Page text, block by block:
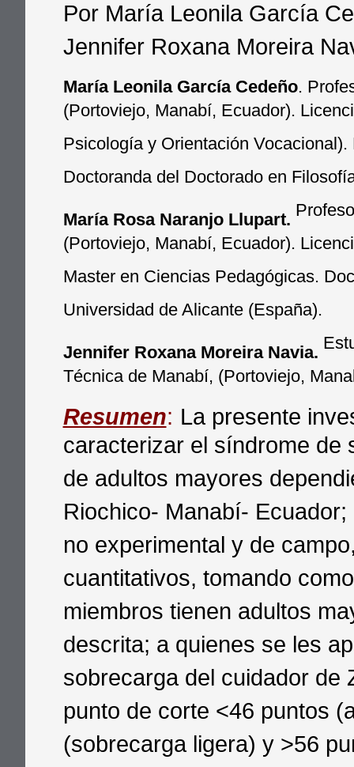
Por María Leonila García
Jennifer Roxana Moreira
María Leonila García Cedeño.
(Portoviejo, Manabí, Ecuador).
Psicología y Orientación
Doctoranda del Doctorado en
María Rosa Naranjo Llupart.
(Portoviejo, Manabí, Ecuador).
Master en Ciencias Pedagógicas.
Universidad de Alicante (España).
Jennifer Roxana Moreira Navia.
Técnica de Manabí, (Portoviejo,
Resumen: La presente
caracterizar el síndrome de
de adultos mayores
Riochico- Manabí-
no experimental y de
cuantitativos, tomando
miembros tienen adultos
descrita; a quienes se les
sobrecarga del cuidador de
punto de corte <46 puntos
(sobrecarga ligera) y >56